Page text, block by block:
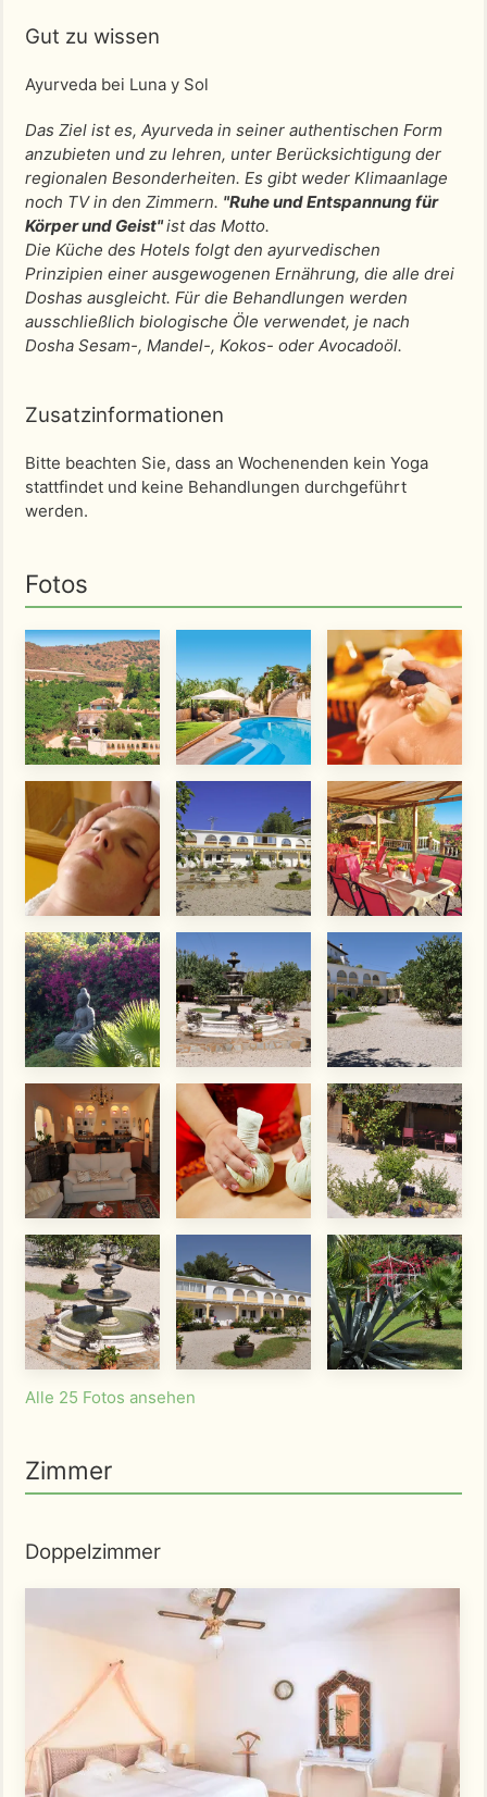
Gut zu wissen
Ayurveda bei Luna y Sol
Das Ziel ist es, Ayurveda in seiner authentischen Form
anzubieten und zu lehren, unter Berücksichtigung der
regionalen Besonderheiten. Es gibt weder Klimaanlage
noch TV in den Zimmern. "Ruhe und Entspannung für
Körper und Geist"ist das Motto.
Die Küche des Hotels folgt den ayurvedischen
Prinzipien einer ausgewogenen Ernährung, die alle drei
Doshas ausgleicht. Für die Behandlungen werden
ausschließlich biologische Öle verwendet, je nach
Dosha Sesam-, Mandel-, Kokos- oder Avocadoöl.
Zusatzinformationen
Bitte beachten Sie, dass an Wochenenden kein Yoga
stattfindet und keine Behandlungen durchgeführt
werden.
Fotos
Alle 25 Fotos ansehen
Zimmer
Doppelzimmer